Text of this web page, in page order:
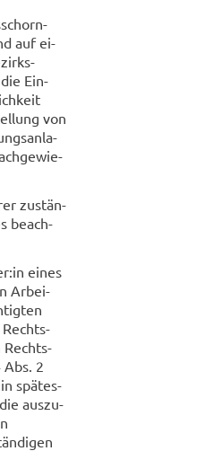
auf ei­
Ein­
von
zu­stän­
be­ach­
eines
Ar­bei­
Rechts­
Rechts­
2
spä­tes­
aus­zu­